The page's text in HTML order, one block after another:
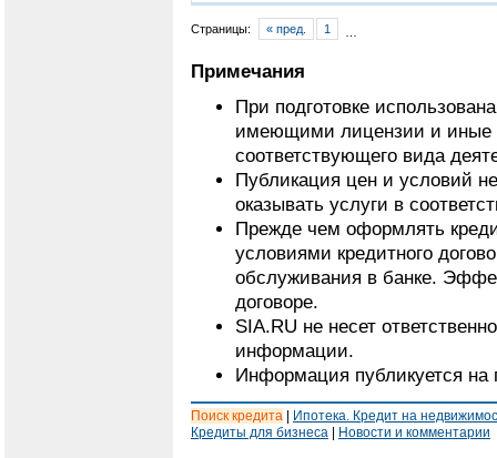
Страницы: « пред. 1
Примечания
При подготовке
имеющими лицензии и иные
соответствующего вида
Публикация цен и условий
оказывать услуги в
Прежде чем оформлять
условиями кредитного
обслуживания в банке.
договоре.
SIA.RU не несет
информации.
Информация публикуется на
Поиск кредита
Ипотека. Кредит на
Кредиты для бизнеса
Новости и комментарии